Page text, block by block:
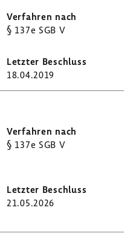
§ 137e SGB V
18.04.2019
§ 137e SGB V
21.05.2026